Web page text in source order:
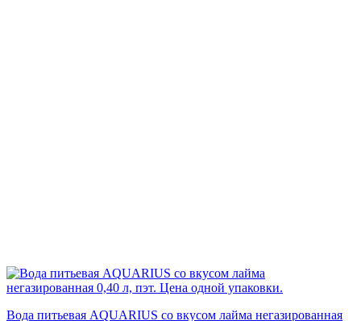
Вода питьевая AQUARIUS со вкусом лайма негазированная